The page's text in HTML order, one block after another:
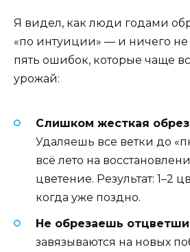
Я видел, как люди годами
«по интуиции» — и ничего не
пять ошибок, которые чаще
урожай:
Слишком жесткая
Удаляешь все ветки до
всё лето на
цветение. Результат: 1–2
когда уже поздно.
Не обрезаешь
завязываются на новых